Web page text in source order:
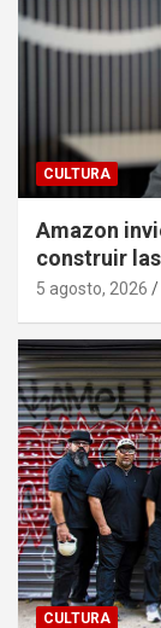
CULTURA
Amazon
construir
5 agosto, 2026
CULTURA